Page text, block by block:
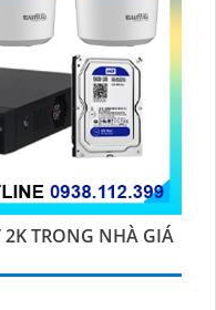
2K TRONG NHÀ GIÁ